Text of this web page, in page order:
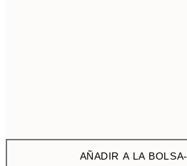
AÑADIR A LA BOLSA-